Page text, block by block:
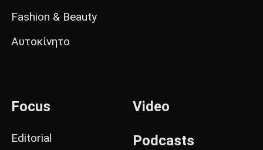
Fashion & Beauty
Αυτοκίνητο
Focus
Editorial
Video
Podcasts